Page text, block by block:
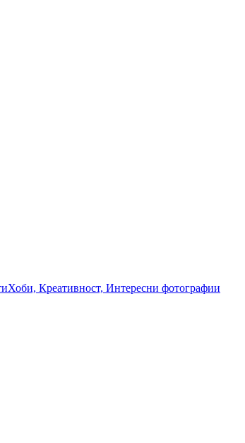
Хоби, Креативност, Интересни фотографии